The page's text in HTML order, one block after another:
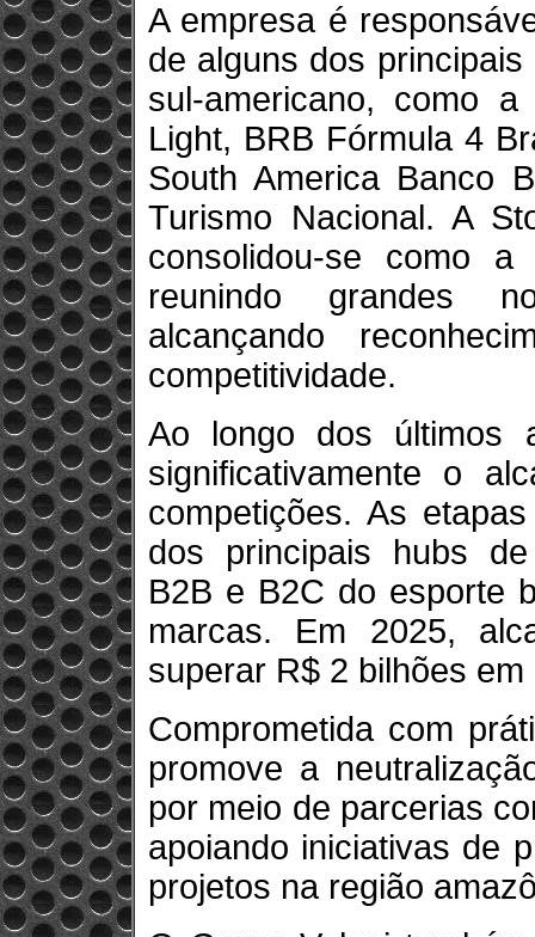
A empresa é
de alguns dos
sul-americano, como
Light, BRB Fórmula 4
South America Banco
Turismo Nacional. A
consolidou-se como
reunindo grandes
alcançando
competitividade.
Ao longo dos últimos
significativamente o
competições. As
dos principais hubs
B2B e B2C do esporte
marcas. Em 2025,
superar R$ 2 bilhões
Comprometida com
promove a
por meio de parcerias
apoiando iniciativas de
projetos na região